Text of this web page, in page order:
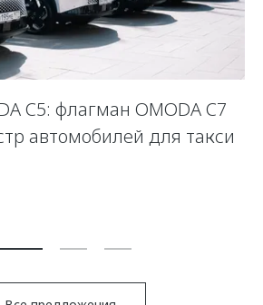
C5: флагман OMODA C7
автомобилей для такси